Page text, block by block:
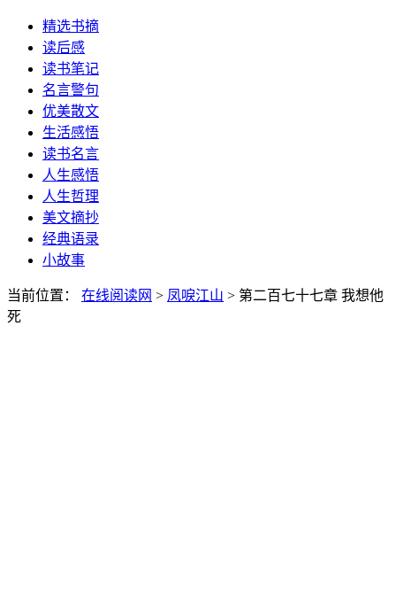
精选书摘
读后感
读书笔记
名言警句
优美散文
生活感悟
读书名言
人生感悟
人生哲理
美文摘抄
经典语录
小故事
当前位置： 在线阅读网 > 凤唳江山 > 第二百七十七章 我想他
死